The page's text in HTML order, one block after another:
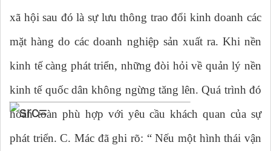
xã hội sau đó là sự lưu thông trao đổi kinh doanh các
mặt hàng do các doanh nghiệp sản xuất ra. Khi nền
kinh tế càng phát triển, những đòi hỏi về quản lý nền
kinh tế quốc dân không ngừng tăng lên. Quá trình đó
hoàn toàn phù hợp với yêu cầu khách quan của sự
phát triển. C. Mác đã ghi rõ: “ Nếu một hình thái vận